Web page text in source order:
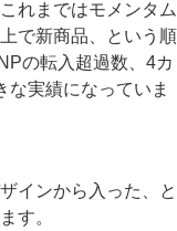
れまではモメンタム
で新商品、という順
の転入超過数、4カ
な実績になっていま
インから入った、と
す。